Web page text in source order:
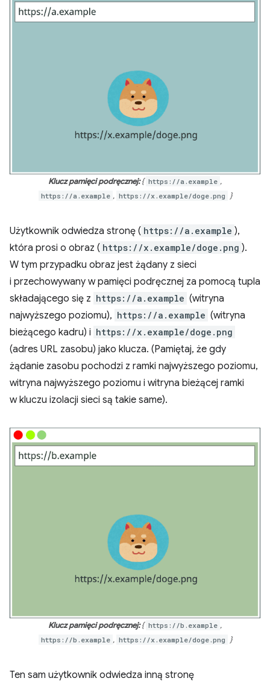
Klucz pamięci podręcznej:{ https://a.example ,
https://a.example , https://x.example/doge.png }
Użytkownik odwiedza stronę ( https://a.example ),
która prosi o obraz ( https://x.example/doge.png ).
W tym przypadku obraz jest żądany z sieci
i przechowywany w pamięci podręcznej za pomocą tupla
składającego się z https://a.example (witryna
najwyższego poziomu), https://a.example (witryna
bieżącego kadru) i https://x.example/doge.png
(adres URL zasobu) jako klucza. (Pamiętaj, że gdy
żądanie zasobu pochodzi z ramki najwyższego poziomu,
witryna najwyższego poziomu i witryna bieżącej ramki
w kluczu izolacji sieci są takie same).
Klucz pamięci podręcznej:{ https://b.example ,
https://b.example , https://x.example/doge.png }
Ten sam użytkownik odwiedza inną stronę